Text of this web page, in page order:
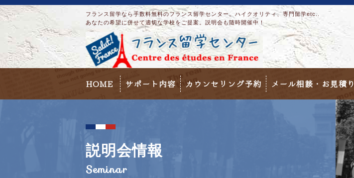
フランス留学なら手数料無料のフランス留学センター。ハイクオリティ、専門留学etc..
あなたの希望に併せて適切な学校をご提案。説明会も随時開催中！
HOME サポート内容 カウンセリング予約 メール相談・お見積り
説明会情報
Seminar